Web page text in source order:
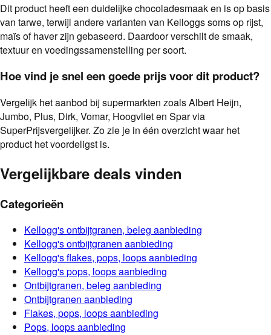
Dit product heeft een duidelijke chocoladesmaak en is op basis
van tarwe, terwijl andere varianten van Kelloggs soms op rijst,
maïs of haver zijn gebaseerd. Daardoor verschilt de smaak,
textuur en voedingssamenstelling per soort.
Hoe vind je snel een goede prijs voor dit product?
Vergelijk het aanbod bij supermarkten zoals Albert Heijn,
Jumbo, Plus, Dirk, Vomar, Hoogvliet en Spar via
SuperPrijsvergelijker. Zo zie je in één overzicht waar het
product het voordeligst is.
Vergelijkbare deals vinden
Categorieën
Kellogg'sontbijtgranen, beleg aanbieding
Kellogg'sontbijtgranen aanbieding
Kellogg'sflakes, pops, loopsaanbieding
Kellogg'spops, loopsaanbieding
Ontbijtgranen, beleg aanbieding
Ontbijtgranen aanbieding
Flakes, pops, loopsaanbieding
Pops, loopsaanbieding